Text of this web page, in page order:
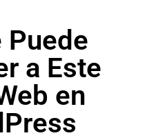
Puede
a Este
en